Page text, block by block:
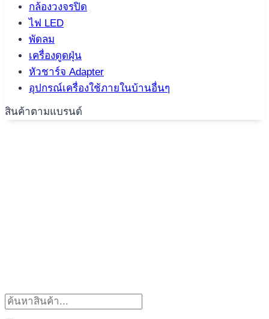
กล้องวงจรปิด
ไฟ LED
พัดลม
เครื่องดูดฝุ่น
หัวชาร์จ Adapter
อุปกรณ์เครื่องใช้ภายในบ้านอื่นๆ
สินค้าตามแบรนด์